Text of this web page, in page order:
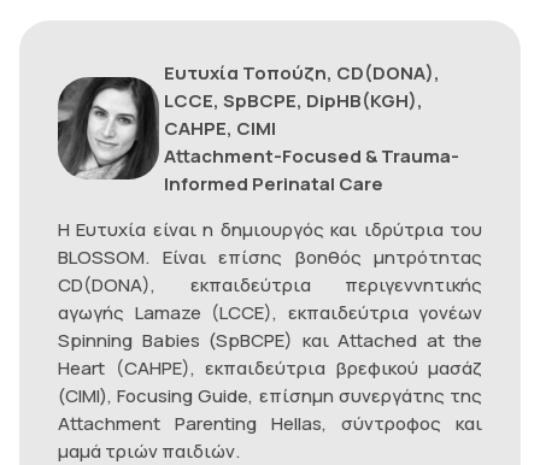
Eυτυχία Τοπούζη, CD(DONA),
LCCE, SpBCPE, DipHB(KGH),
CAHPE, CIMI
Attachment-Focused & Trauma-
Informed Perinatal Care
Η Ευτυχία είναι η δημιουργός και ιδρύτρια του
BLOSSOM. Είναι επίσης βοηθός μητρότητας
CD(DONA), εκπαιδεύτρια περιγεννητικής
αγωγής Lamaze (LCCE), εκπαιδεύτρια γονέων
Spinning Babies (SpBCPE) και Attached at the
Heart (CAHPE), εκπαιδεύτρια βρεφικού μασάζ
(CIMI), Focusing Guide, επίσημη συνεργάτης της
Attachment Parenting Hellas, σύντροφος και
μαμά τριών παιδιών.